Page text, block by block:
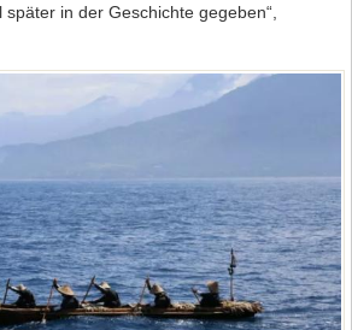
in der Geschichte gegeben“,